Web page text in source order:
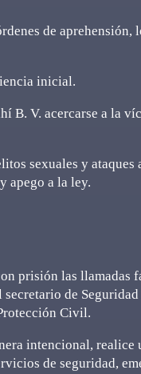
de aprehensión,
inicial.
B. V. acercarse a la
sexuales y ataques
apego a la ley.
prisión las llamadas
de
Civil.
intencional, realice
de seguridad,